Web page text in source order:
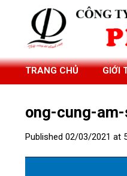
TRANG CHỦ GIỚI
ong-cung-
Published 02/03/2021 at